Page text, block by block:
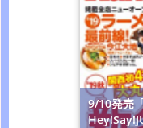
9/10発売